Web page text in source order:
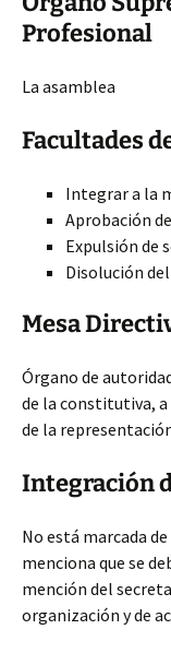
Profesional
La asamblea
Facultades
Integrar a la
Aprobación
Expulsión de
Disolución
Mesa
Órgano de
de la constitutiva, a
de la
Integración
No está marcada
menciona que se
mención del
organización y de